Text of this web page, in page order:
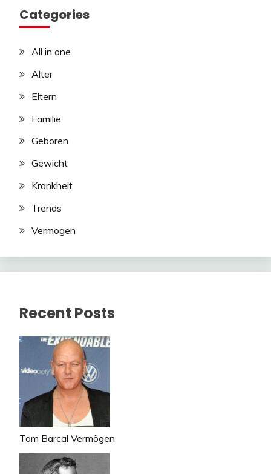
Categories
All in one
Alter
Eltern
Familie
Geboren
Gewicht
Krankheit
Trends
Vermogen
Recent Posts
Tom Barcal Vermögen